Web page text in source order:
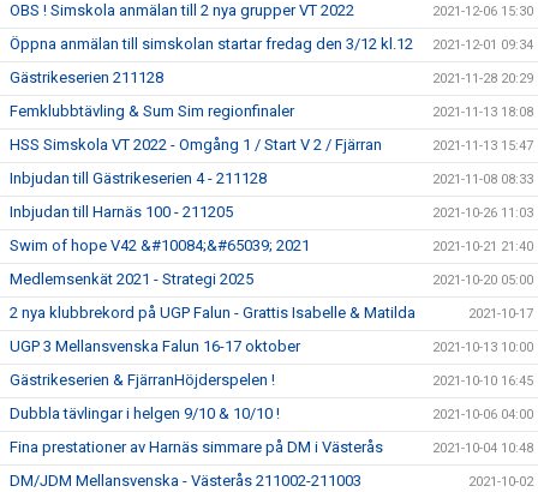
OBS ! Simskola anmälan till 2 nya grupper VT 2022 2021-12-06 15:30
Öppna anmälan till simskolan startar fredag den 3/12 kl.12 2021-12-01 09:34
Gästrikeserien 211128 2021-11-28 20:29
Femklubbtävling & Sum Sim regionfinaler 2021-11-13 18:08
HSS Simskola VT 2022 - Omgång 1 / Start V 2 / Fjärran 2021-11-13 15:47
Inbjudan till Gästrikeserien 4 - 211128 2021-11-08 08:33
Inbjudan till Harnäs 100 - 211205 2021-10-26 11:03
Swim of hope V42 &#10084;&#65039; 2021 2021-10-21 21:40
Medlemsenkät 2021 - Strategi 2025 2021-10-20 05:00
2 nya klubbrekord på UGP Falun - Grattis Isabelle & Matilda 2021-10-17
UGP 3 Mellansvenska Falun 16-17 oktober 2021-10-13 10:00
Gästrikeserien & FjärranHöjderspelen ! 2021-10-10 16:45
Dubbla tävlingar i helgen 9/10 & 10/10 ! 2021-10-06 04:00
Fina prestationer av Harnäs simmare på DM i Västerås 2021-10-04 10:48
DM/JDM Mellansvenska - Västerås 211002-211003 2021-10-02